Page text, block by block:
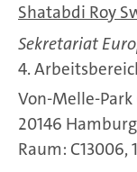
Shatabdi Roy
Sekretariat
4.
Von-Melle-Park
20146 Hamburg
Raum: C13006,